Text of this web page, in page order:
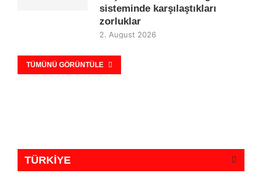
sisteminde karşılaştıkları
zorluklar
2. August 2026
TÜMÜNÜ GÖRÜNTÜLE
TÜRKİYE